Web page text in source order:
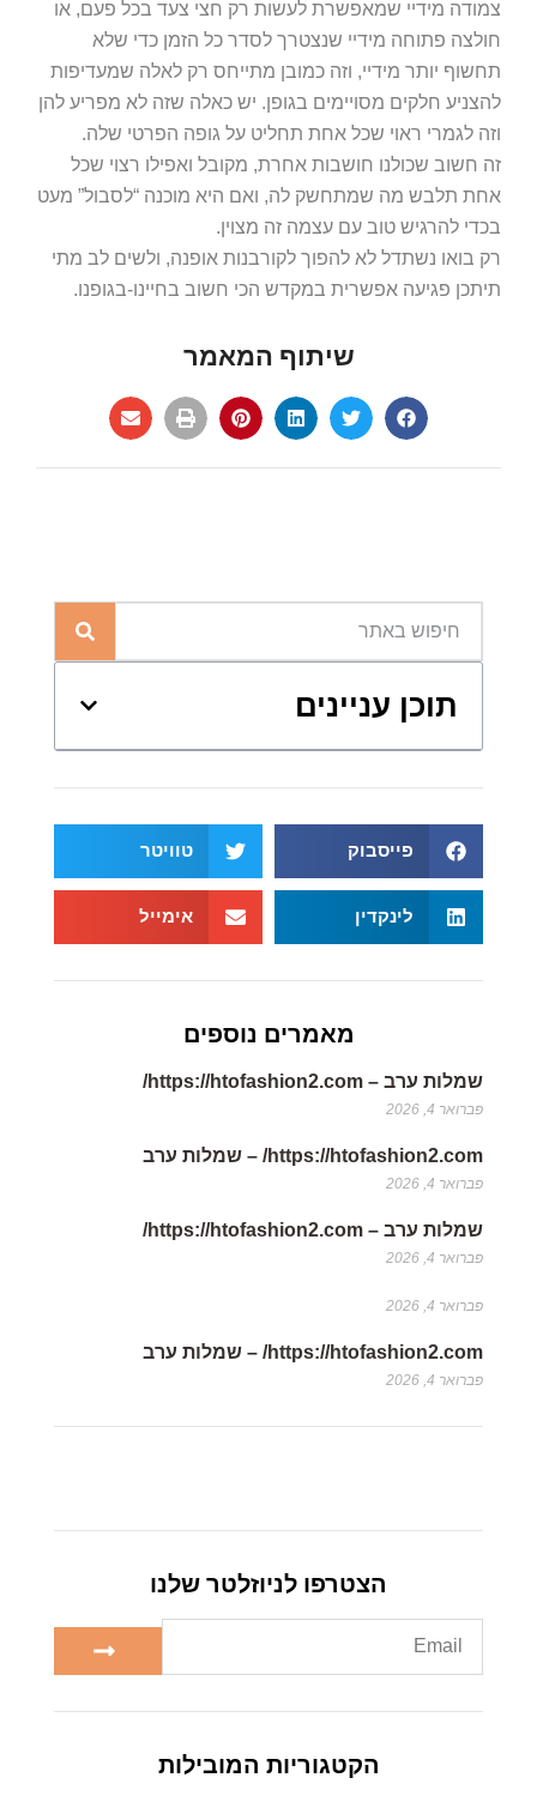
צמודה מידיי שמאפשרת לעשות רק חצי צעד בכל פעם, או
חולצה פתוחה מידיי שנצטרך לסדר כל הזמן כדי שלא
תחשוף יותר מידיי, וזה כמובן מתייחס רק לאלה שמעדיפות
להצניע חלקים מסויימים בגופן. יש כאלה שזה לא מפריע להן
וזה לגמרי ראוי שכל אחת תחליט על גופה הפרטי שלה.
זה חשוב שכולנו חושבות אחרת, מקובל ואפילו רצוי שכל
אחת תלבש מה שמתחשק לה, ואם היא מוכנה “לסבול” מעט
בכדי להרגיש טוב עם עצמה זה מצוין.
רק בואו נשתדל לא להפוך לקורבנות אופנה, ולשים לב מתי
תיתכן פגיעה אפשרית במקדש הכי חשוב בחיינו-בגופנו.
שיתוף המאמר
תוכן עניינים
פייסבוק טוויטר
לינקדין אימייל
מאמרים נוספים
שמלות ערב – https://htofashion2.com/
פברואר 4, 2026
https://htofashion2.com/ – שמלות ערב
פברואר 4, 2026
שמלות ערב – https://htofashion2.com/
פברואר 4, 2026
פברואר 4, 2026
https://htofashion2.com/ – שמלות ערב
פברואר 4, 2026
הצטרפו לניוזלטר שלנו
הקטגוריות המובילות